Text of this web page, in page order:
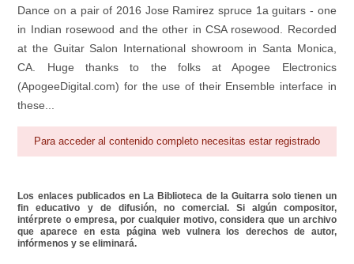
Dance on a pair of 2016 Jose Ramirez spruce 1a guitars - one
in Indian rosewood and the other in CSA rosewood. Recorded
at the Guitar Salon International showroom in Santa Monica,
CA. Huge thanks to the folks at Apogee Electronics
(ApogeeDigital.com) for the use of their Ensemble interface in
these...
Para acceder al contenido completo necesitas estar registrado
Los enlaces publicados en La Biblioteca de la Guitarra solo tienen un
fin educativo y de difusión, no comercial. Si algún compositor,
intérprete o empresa, por cualquier motivo, considera que un archivo
que aparece en esta página web vulnera los derechos de autor,
infórmenos y se eliminará.